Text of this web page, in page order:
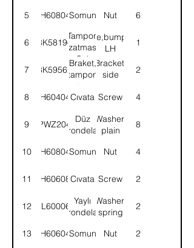
5 NH608041Somun Nut 6
6 8K58196
Tampon
uzatması-
Sol
Side,bumper-
LH
1
7 8K59562
Braket,
tampon
uzatması-
Sol
Bracket,
side
LH
2
8 SH604041Cıvata Screw 4
9 PWZ204
Düz
rondela
Washer,
plain
8
10 NH608041Somun Nut 4
11 SH606081Cıvata Screw 2
12 WL600062
Yaylı
rondela
Washer,
spring
2
13 NH606041Somun Nut 2